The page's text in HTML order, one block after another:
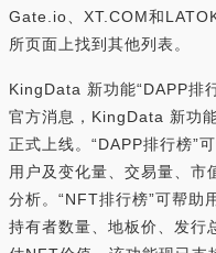
Gate.io、XT.COM和
所页面上找到其他列表。
KingData 新功能“DAPP排
官方消息，KingData 新功
正式上线。“DAPP排行榜”
用户及变化量、交易量、市
分析。“NFT排行榜”可帮助
持有者数量、地板价、发行